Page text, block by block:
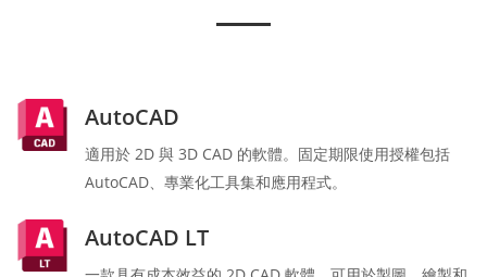
AutoCAD
適用於 2D 與 3D CAD 的軟體。固定期限使用授權包括
AutoCAD、專業化工具集和應用程式。
AutoCAD LT